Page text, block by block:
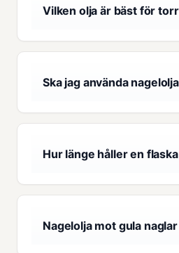
Vilken olja är bäst för
Ska jag använda
Hur länge håller en
Nagelolja mot gula